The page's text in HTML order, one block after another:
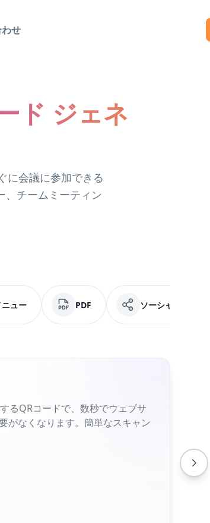
せ
ド ジェネ
に会議に参加できる
、チームミーティン
ニュー PDF ソーシャルメディア
るQRコードで、数秒でウェブサ
がなくなります。簡単なスキャン